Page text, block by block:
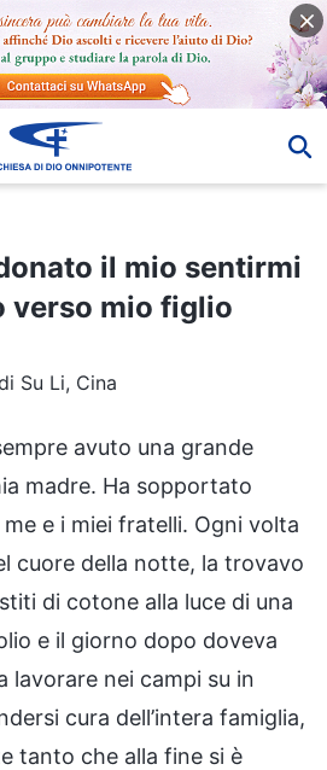
il mio sentirmi
verso mio figlio
Su Li, Cina
avuto una grande
madre. Ha sopportato
e i miei fratelli. Ogni volta
cuore della notte, la trovavo
di cotone alla luce di una
e il giorno dopo doveva
lavorare nei campi su in
cura dell’intera famiglia,
tanto che alla fine si è